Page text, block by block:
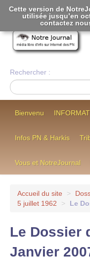
Rechercher :
Bienvenu
Infos PN & Harkis
Vous et NotreJournal
Accueil du site >
5 juillet 1962
> Le
Le Dossier
Janvier
Cette version de
utilisée jusqu’en
contactez